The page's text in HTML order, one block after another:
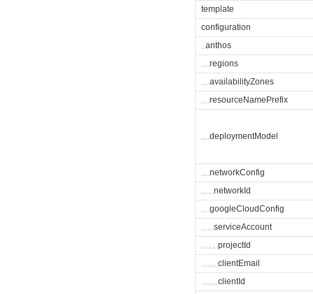
template
configuration
␣anthos
␣␣regions
␣␣availabilityZones
␣␣resourceNamePrefix
␣␣deploymentModel
␣␣networkConfig
␣␣␣networkId
␣␣googleCloudConfig
␣␣␣serviceAccount
␣␣␣␣projectId
␣␣␣␣clientEmail
␣␣␣␣clientId